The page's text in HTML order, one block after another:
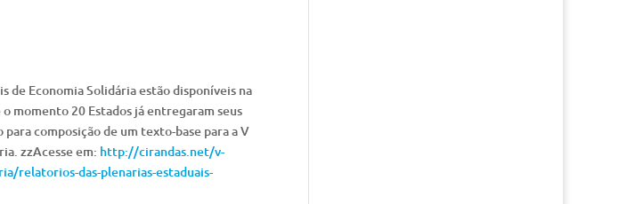
de Economia Solidária estão disponíveis na
momento 20 Estados já entregaram seus
composição de um texto-base para a V
zzAcesse em: http://cirandas.net/v-
relatorios-das-plenarias-estaduais-